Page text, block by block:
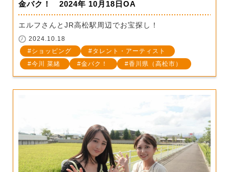
金バク！ 2024年 10月18日OA
エルフさんとJR高松駅周辺でお宝探し！
2024.10.18
ショッピング
タレント・アーティスト
今川 菜緒
金バク！ 香川県（高松市）